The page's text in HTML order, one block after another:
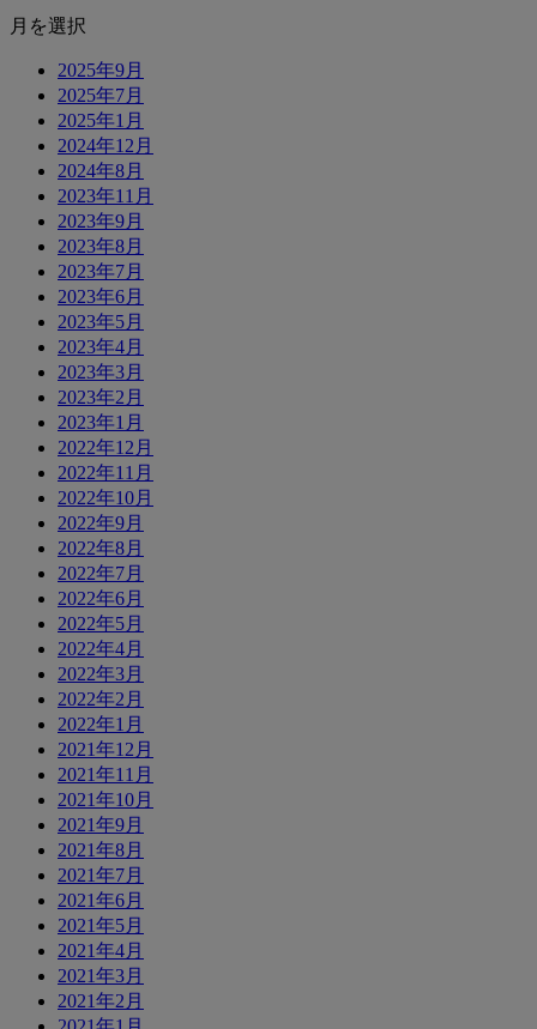
月を選択
2025年9月
2025年7月
2025年1月
2024年12月
2024年8月
2023年11月
2023年9月
2023年8月
2023年7月
2023年6月
2023年5月
2023年4月
2023年3月
2023年2月
2023年1月
2022年12月
2022年11月
2022年10月
2022年9月
2022年8月
2022年7月
2022年6月
2022年5月
2022年4月
2022年3月
2022年2月
2022年1月
2021年12月
2021年11月
2021年10月
2021年9月
2021年8月
2021年7月
2021年6月
2021年5月
2021年4月
2021年3月
2021年2月